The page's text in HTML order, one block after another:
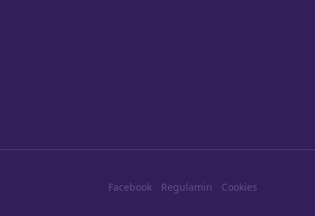
Facebook Regulamin Cookies